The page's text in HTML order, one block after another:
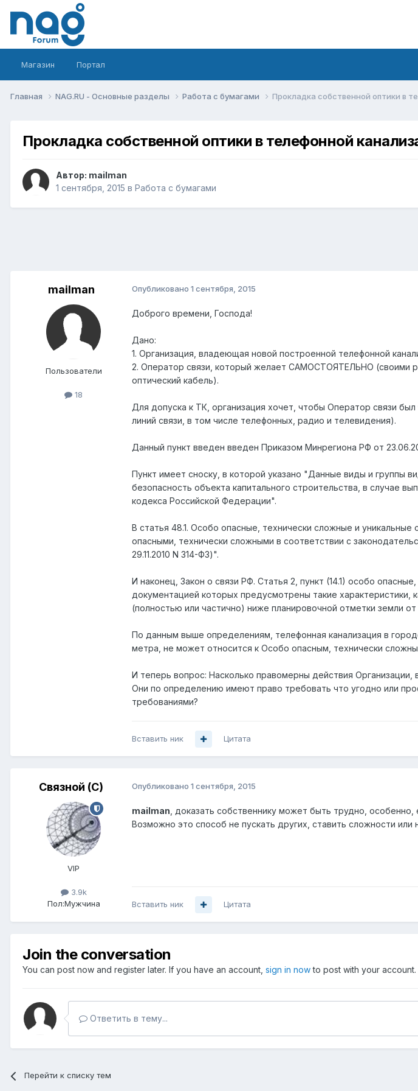
Магазин Портал
Главная NAG.RU - Основные разделы Работа с бумагами Прокладка собственной оптики в
Прокладка собственной оптики в телефонной
Автор: mailman
1 сентября, 2015 в Работа с бумагами
mailman
Пользователи
18
Опубликовано 1 сентября, 2015
Доброго времени, Господа!
Дано:
1. Организация, владеющая новой построенной телефонной
2. Оператор связи, который желает САМОСТОЯТЕЛЬНО (своими
оптический кабель).
Для допуска к ТК, организация хочет, чтобы Оператор связи
линий связи, в том числе телефонных, радио и телевидения).
Данный пункт введен введен Приказом Минрегиона РФ от
Пункт имеет сноску, в которой указано "Данные виды и группы
безопасность объекта капитального строительства, в случае
кодекса Российской Федерации".
В статья 48.1. Особо опасные, технически сложные и
опасными, технически сложными в соответствии с
29.11.2010 N 314-ФЗ)".
И наконец, Закон о связи РФ. Статья 2, пункт (14.1) особо
документацией которых предусмотрены такие характеристики,
(полностью или частично) ниже планировочной отметки земли
По данным выше определениям, телефонная канализация в
метра, не может относится к Особо опасным, технически
И теперь вопрос: Насколько правомерны действия
Они по определению имеют право требовать что угодно или
требованиями?
Вставить ник Цитата
Связной (С)
VIP
3.9k
Пол:Мужчина
Опубликовано 1 сентября, 2015
mailman , доказать собственнику может быть трудно,
Возможно это способ не пускать других, ставить сложности или
Вставить ник Цитата
Join the conversation
You can post now and register later. If you have an account, sign in nowto post with your account.
Ответить в тему...
Перейти к списку тем